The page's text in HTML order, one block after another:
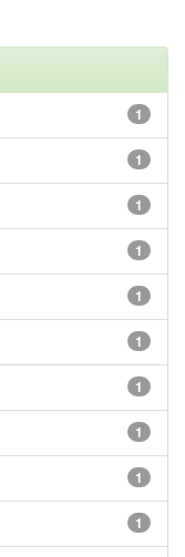
1
1
1
1
1
1
1
1
1
1